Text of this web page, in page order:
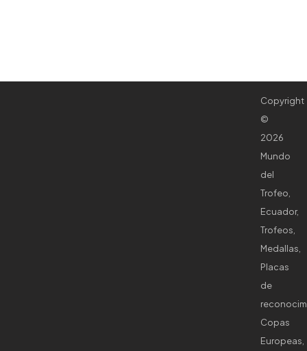
Copyright
©
2026
Mundo
del
Trofeo,
Ecuador,
Trofeos,
Medallas,
Placas
de
Copas
Europeas,